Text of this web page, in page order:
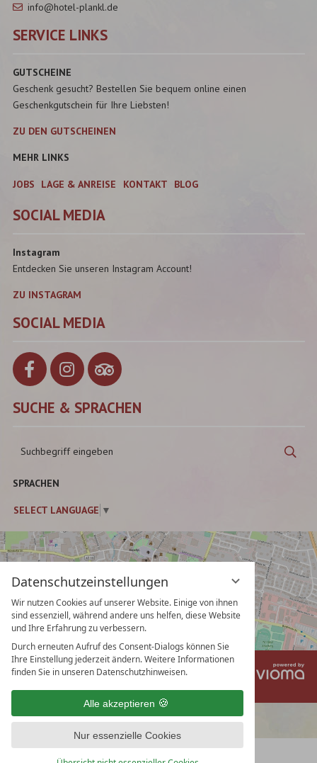
Datenschutzeinstellungen
Wir nutzen Cookies auf unserer Website. Einige von ihnen
sind essenziell, während andere uns helfen, diese Website
und Ihre Erfahrung zu verbessern.
Durch erneuten Aufruf des Consent-Dialogs können Sie
Ihre Einstellung jederzeit ändern. Weitere Informationen
finden Sie in unseren Datenschutzhinweisen.
Alle akzeptieren
Nur essenzielle Cookies
info@hotel-plankl.de
SERVICE LINKS
GUTSCHEINE
Geschenk gesucht? Bestellen Sie bequem online einen
Geschenkgutschein für Ihre Liebsten!
ZU DEN GUTSCHEINEN
MEHR LINKS
JOBS LAGE & ANREISE KONTAKT BLOG
SOCIAL MEDIA
Instagram
Entdecken Sie unseren Instagram Account!
ZU INSTAGRAM
SOCIAL MEDIA
SUCHE & SPRACHEN
SPRACHEN
SELECT LANGUAGE ▼
Impressum
Datenschutz